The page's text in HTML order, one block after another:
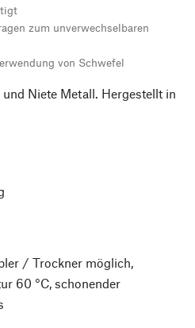
zum unverwechselbaren
von Schwefel
Niete Metall. Hergestellt in
/ Trockner möglich,
60 °C, schonender